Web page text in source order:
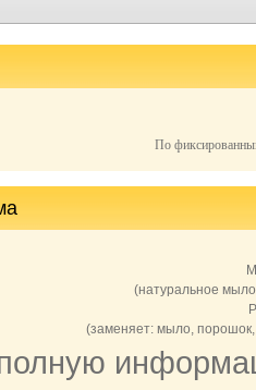
По
(натуральное
(заменяет: мыло,